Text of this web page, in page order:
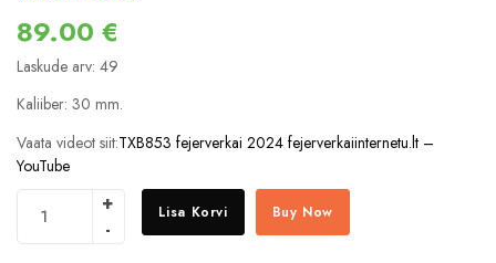
89.00 €
Laskude arv: 49
Kaliiber: 30 mm.
Vaata videot siit:TXB853 fejerverkai 2024 fejerverkaiinternetu.lt –
YouTube
Lisa Korvi Buy Now